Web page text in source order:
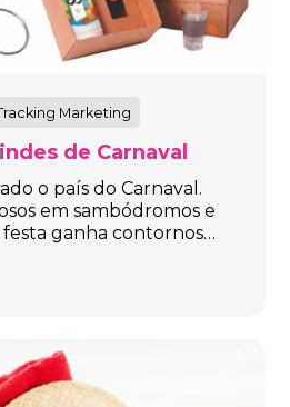
Marketing
de Carnaval
o país do Carnaval.
em sambódromos e
festa ganha contornos…